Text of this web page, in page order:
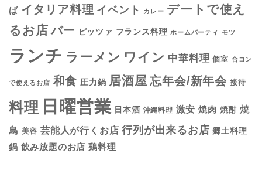
ば イタリア料理 イベント カレー デートで使え
るお店 バー ピッツァ フランス料理 ホームパーティ モツ
ランチ ラーメン ワイン 中華料理 個室 合コン
で使えるお店 和食 圧力鍋 居酒屋 忘年会/新年会 接待
料理 日曜営業 日本酒 沖縄料理 激安 焼肉 焼酎 焼
鳥 美容 芸能人が行くお店 行列が出来るお店 郷土料理
鍋 飲み放題のお店 鶏料理